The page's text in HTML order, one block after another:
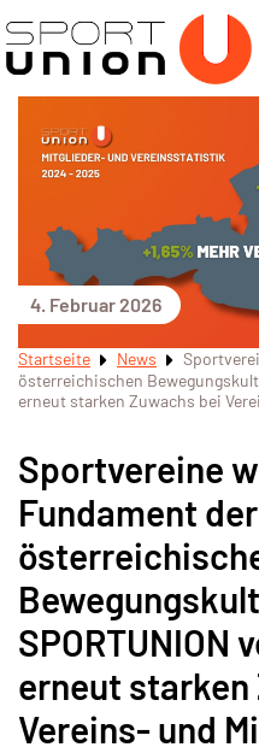
4. Februar 2026
Startseite News
österreichischen
erneut starken Zuwachs bei
Sportvereine
Fundament der
SPORTUNION
erneut starken
Vereins- und